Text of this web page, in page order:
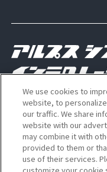
Copyright Alps
rights reserved
We use cookies to
website, to
our traffic. We share
website with our
may combine it with
provided to them or
use of their services.